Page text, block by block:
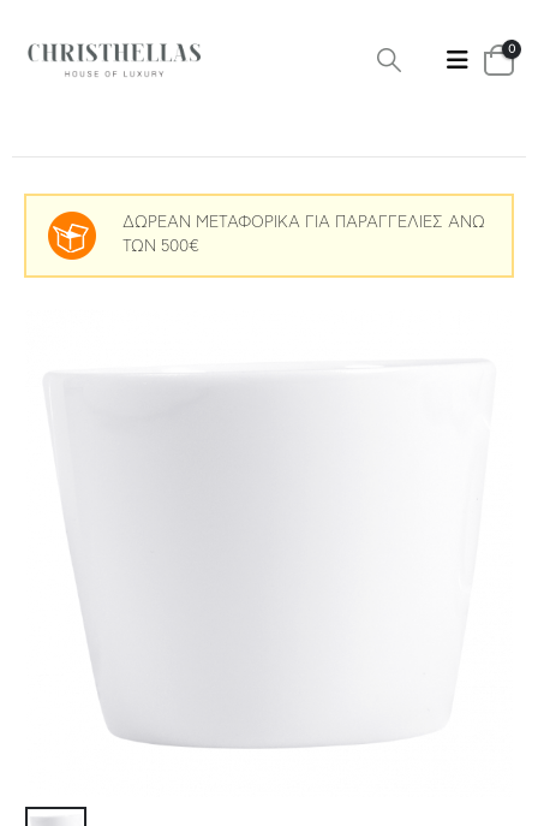
0
ΔΩΡΕΑΝ ΜΕΤΑΦΟΡΙΚΑ ΓΙΑ ΠΑΡΑΓΓΕΛΙΕΣ ΑΝΩ
ΤΩΝ 500€